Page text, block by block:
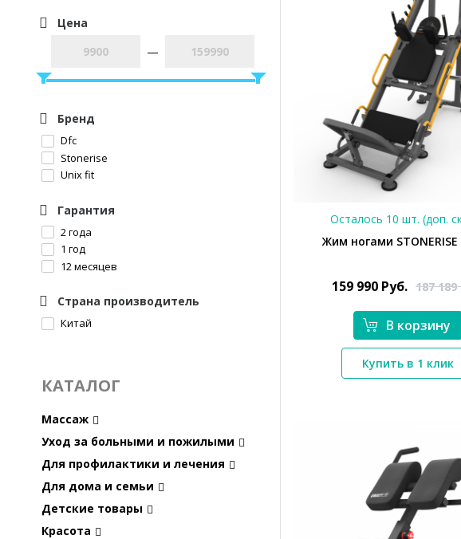
Цена
—
Бренд
Dfc
Stonerise
Unix fit
Гарантия
2 года
1 год
12 месяцев
Страна производитель
Китай
КАТАЛОГ
Массаж
Уход за больными и пожилыми
Для профилактики и лечения
Для дома и семьи
Детские товары
Красота
*}
Осталось 10 шт. (доп.
Жим ногами STONERISE
159 990 Руб. 187 189
В корзину
Купить в 1 клик